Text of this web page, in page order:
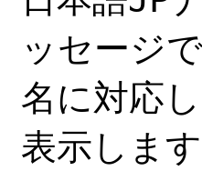
ッセージ
名に対応
表示します